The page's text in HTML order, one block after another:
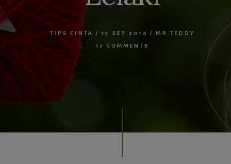
TIPS CINTA / 17 SEP 2014 / MR TEDDY
17 COMMENTS